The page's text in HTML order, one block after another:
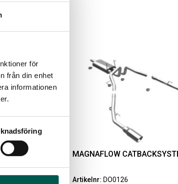
för
från din enhet
informationen
CREWCAB
RAMBOX RAMSEAL
Artikelnr:RA0365
*** MAGNAFLOW
Artikelnr: DO0126